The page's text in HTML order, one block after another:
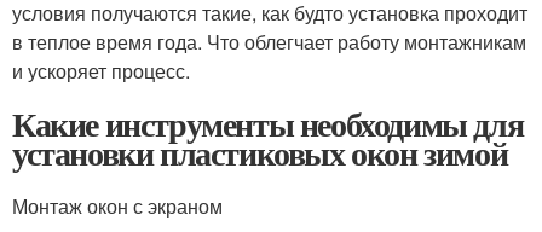
условия получаются такие, как будто установка проходит
в теплое время года. Что облегчает работу монтажникам
и ускоряет процесс.
Какие инструменты необходимы для
установки пластиковых окон зимой
Монтаж окон с экраном